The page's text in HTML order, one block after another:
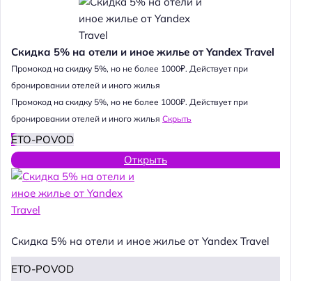
Скидка 5% на отели и иное жилье от Yandex Travel
Промокод на скидку 5%, но не более 1000₽. Действует при
бронировании отелей и иного жилья
Промокод на скидку 5%, но не более 1000₽. Действует при
бронировании отелей и иного жилья Скрыть
ETO-POVOD
Открыть
Скидка 5% на отели и иное жилье от Yandex Travel
ETO-POVOD